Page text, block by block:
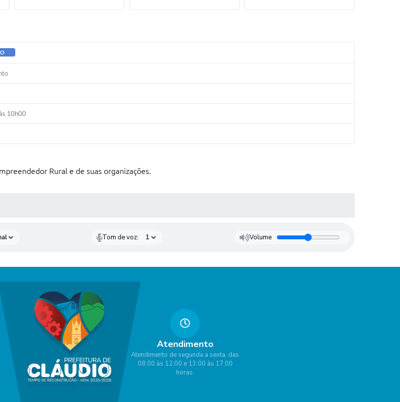
10h00
Rural e de suas organizações.
Tom de voz: Volume
Atendimento
Atendimento de segunda a sexta, das
08:00 às 12:00 e 13:00 às 17:00
horas.